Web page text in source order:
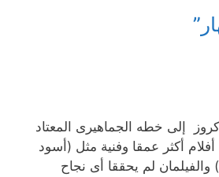
إلى خطه الجماهيرى المعتاد
أفلام أكثر عمقا وفنية مثل (أسود
لم يحققا أى نجاح